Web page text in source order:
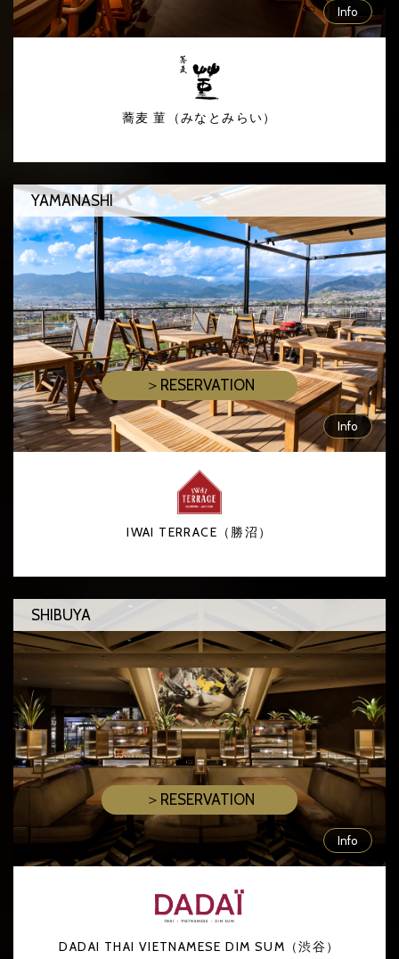
Info
蕎麦 菫（みなとみらい）
YAMANASHI
＞RESERVATION
Info
IWAI TERRACE（勝沼）
SHIBUYA
＞RESERVATION
Info
DADAI THAI VIETNAMESE DIM SUM（渋谷）